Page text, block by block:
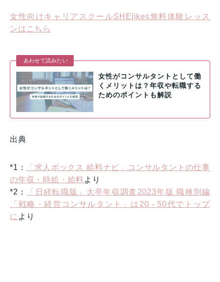
女性向けキャリアスクールSHElikes無料体験レッス
ンはこちら
あわせて読みたい
女性がコンサルタントとして働
くメリットは？年収や転職する
ためのポイントも解説
出典
*1：
「求人ボックス 給料ナビ」コンサルタントの仕事
の年収・時給・給料 より
*2：
「日経転職版」大卒年収調査2023年版 職種別編
「戦略・経営コンサルタント」は20－50代でトップ
に より